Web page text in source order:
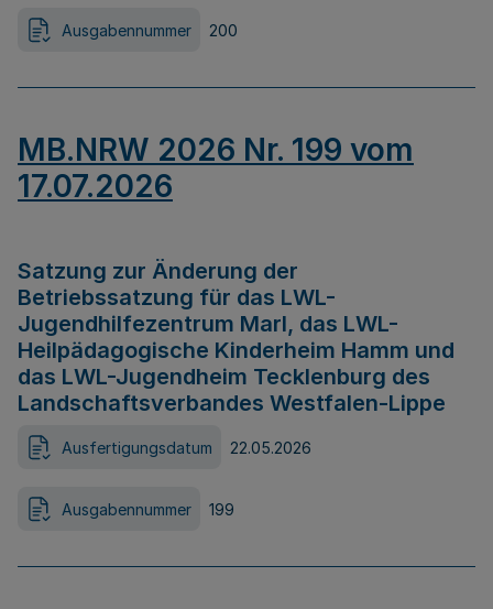
Ausgabennummer 200
MB.NRW 2026 Nr. 199 vom
17.07.2026
Satzung zur Änderung der
Betriebssatzung für das LWL-
Jugendhilfezentrum Marl, das LWL-
Heilpädagogische Kinderheim Hamm und
das LWL-Jugendheim Tecklenburg des
Landschaftsverbandes Westfalen-Lippe
Ausfertigungsdatum 22.05.2026
Ausgabennummer 199